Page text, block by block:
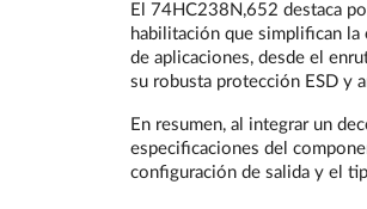
El 74HC238N,652 destaca
habilitación que simplifican la
de aplicaciones, desde el
su robusta protección ESD y
En resumen, al integrar un
especificaciones del
configuración de salida y el